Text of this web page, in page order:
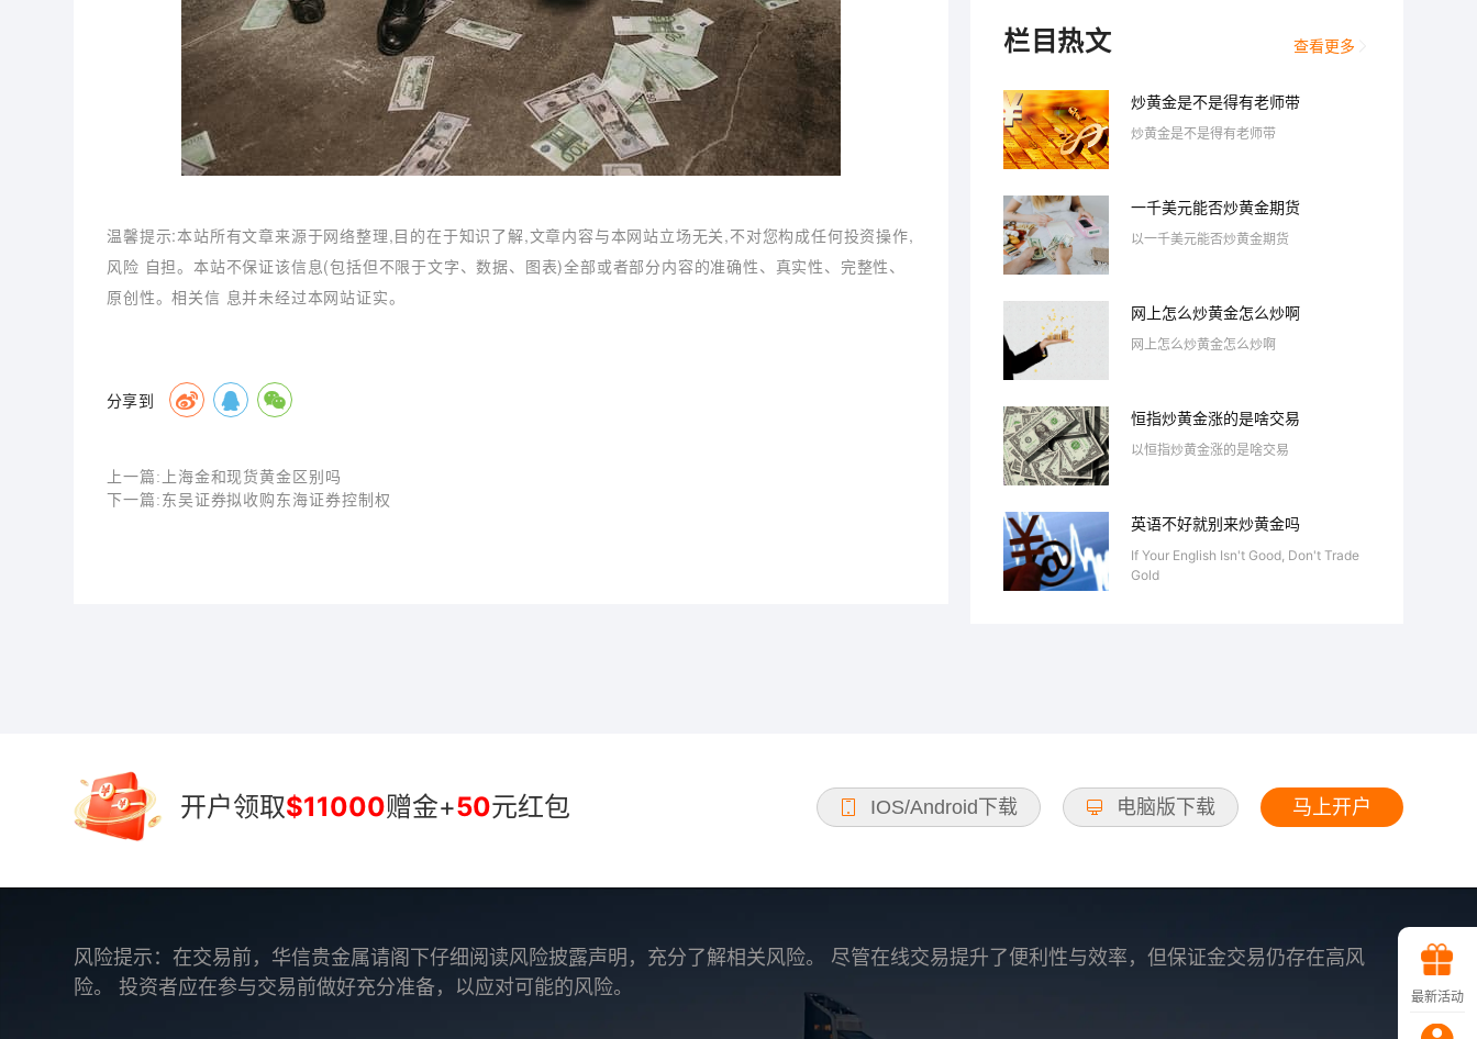
温馨提示:本站所有文章来源于网络整理,目的在于知识了解,文章内容与本网站立场无关,不对您构成任何投资操作,
风险 自担。本站不保证该信息(包括但不限于文字、数据、图表)全部或者部分内容的准确性、真实性、完整性、
原创性。相关信 息并未经过本网站证实。
分享到
上一篇: 上海金和现货黄金区别吗
下一篇: 东吴证券拟收购东海证券控制权
栏目热文 查看更多
炒黄金是不是得有老师带
炒黄金是不是得有老师带
一千美元能否炒黄金期货
以一千美元能否炒黄金期货
网上怎么炒黄金怎么炒啊
网上怎么炒黄金怎么炒啊
恒指炒黄金涨的是啥交易
以恒指炒黄金涨的是啥交易
英语不好就别来炒黄金吗
If Your English Isn't Good, Don't Trade
Gold
开户领取$11000赠金+50元红包 IOS/Android下载 电脑版下载 马上开户
风险提示：在交易前，华信贵金属请阁下仔细阅读风险披露声明，充分了解相关风险。 尽管在线交易提升了便利性与效率，但保证金交易仍存在高风
险。 投资者应在参与交易前做好充分准备，以应对可能的风险。
最新活动